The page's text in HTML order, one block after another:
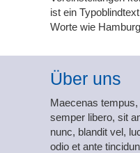
ist ein
Worte wie
Über uns
Maecenas
semper libero, sit
nunc, blandit vel,
odio et ante